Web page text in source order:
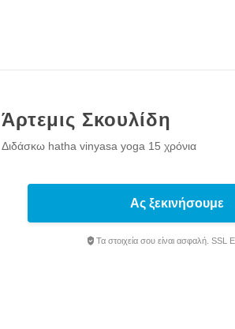
Άρτεμις Σκουλίδη
Διδάσκω hatha vinyasa yoga 15 χρόνια
Ας ξεκινήσουμε
Τα στοιχεία σου είναι ασφαλή. SSL